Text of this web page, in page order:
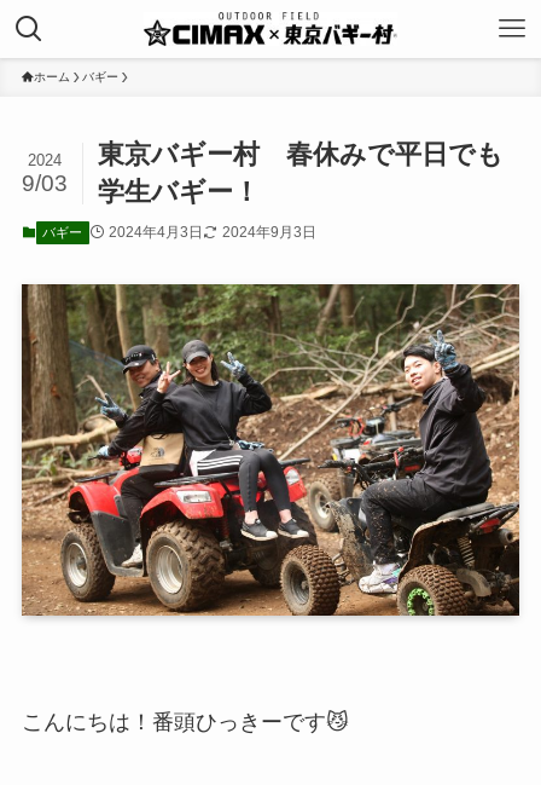
ホーム バギー
東京バギー村 春休みで平日でも
学生バギー！
2024
9/03
バギー 2024年4月3日 2024年9月3日
こんにちは！番頭ひっきーです😼